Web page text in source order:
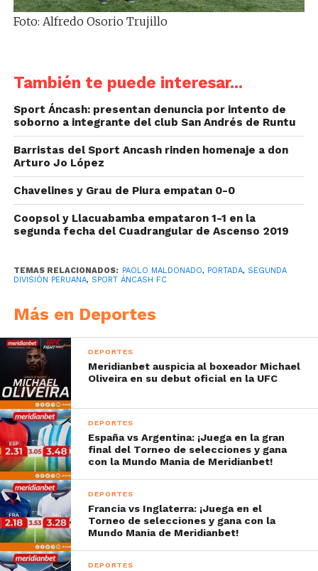
Foto: Alfredo Osorio Trujillo
También te puede interesar...
Sport Áncash: presentan denuncia por intento de
soborno a integrante del club San Andrés de Runtu
Barristas del Sport Ancash rinden homenaje a don
Arturo Jo López
Chavelines y Grau de Piura empatan 0-0
Coopsol y Llacuabamba empataron 1-1 en la
segunda fecha del Cuadrangular de Ascenso 2019
TEMAS RELACIONADOS: PAOLO MALDONADO, PORTADA, SEGUNDA
DIVISIÓN PERUANA, SPORT ÁNCASH FC
Más en Deportes
DEPORTES
Meridianbet auspicia al boxeador Michael
Oliveira en su debut oficial en la UFC
DEPORTES
España vs Argentina: ¡Juega en la gran
final del Torneo de selecciones y gana
con la Mundo Mania de Meridianbet!
DEPORTES
Francia vs Inglaterra: ¡Juega en el
Torneo de selecciones y gana con la
Mundo Mania de Meridianbet!
DEPORTES